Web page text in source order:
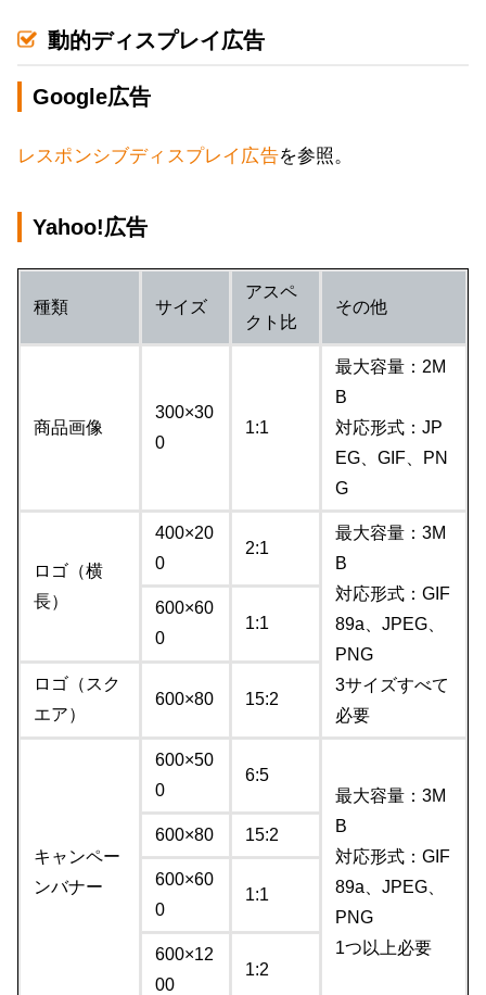
動的ディスプレイ広告
Google広告
レスポンシブディスプレイ広告を参照。
Yahoo!広告
種類 サイズ
アスペ
クト比
その他
商品画像
300×30
0
1:1
最大容量：2M
B
対応形式：JP
EG、GIF、PN
G
ロゴ（横
長）
400×20
0
2:1
最大容量：3M
B
対応形式：GIF
89a、JPEG、
PNG
3サイズすべて
必要
600×60
0
1:1
ロゴ（スク
エア）
600×80 15:2
キャンペー
ンバナー
600×50
0
6:5
最大容量：3M
B
対応形式：GIF
89a、JPEG、
PNG
1つ以上必要
600×80 15:2
600×60
0
1:1
600×12
00
1:2